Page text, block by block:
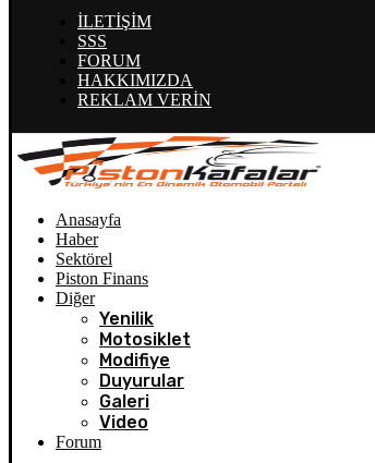
İLETİŞİM
SSS
FORUM
HAKKIMIZDA
REKLAM VERİN
Anasayfa
Haber
Sektörel
Piston Finans
Diğer
Yenilik
Motosiklet
Modifiye
Duyurular
Galeri
Video
Forum